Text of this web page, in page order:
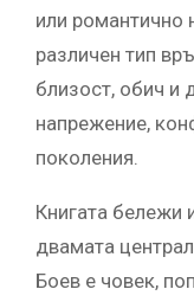
или романтично
различен тип
близост, обич и
напрежение,
поколения.
Книгата бележи
двамата
Боев е човек,